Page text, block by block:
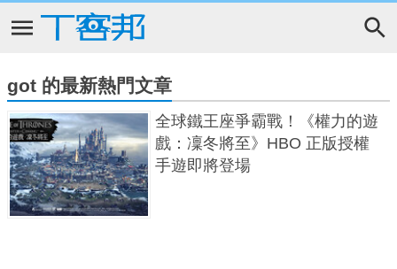
got 的最新熱門文章
全球鐵王座爭霸戰！《權力的遊
戲：凜冬將至》HBO 正版授權
手遊即將登場